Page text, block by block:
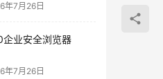
年7月26日
业安全浏览器
年7月26日